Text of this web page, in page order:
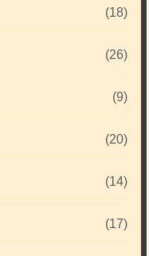
(18)
(26)
(9)
(20)
(14)
(17)